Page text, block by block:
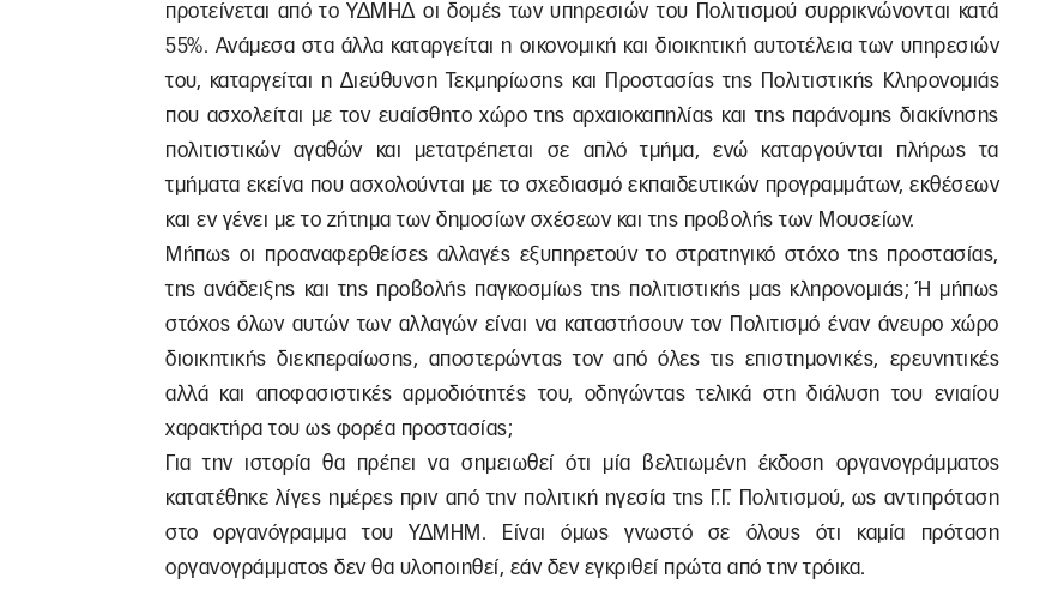
προτείνεται από το ΥΔΜΗΔ οι δομές των υπηρεσιών του Πολιτισμού συρρικνώνονται κατά
55%. Ανάμεσα στα άλλα καταργείται η οικονομική και διοικητική αυτοτέλεια των υπηρεσιών
του, καταργείται η Διεύθυνση Τεκμηρίωσης και Προστασίας της Πολιτιστικής Κληρονομιάς
που ασχολείται με τον ευαίσθητο χώρο της αρχαιοκαπηλίας και της παράνομης διακίνησης
πολιτιστικών αγαθών και μετατρέπεται σε απλό τμήμα, ενώ καταργούνται πλήρως τα
τμήματα εκείνα που ασχολούνται με το σχεδιασμό εκπαιδευτικών προγραμμάτων, εκθέσεων
και εν γένει με το ζήτημα των δημοσίων σχέσεων και της προβολής των Μουσείων.
Μήπως οι προαναφερθείσες αλλαγές εξυπηρετούν το στρατηγικό στόχο της προστασίας,
της ανάδειξης και της προβολής παγκοσμίως της πολιτιστικής μας κληρονομιάς; Ή μήπως
στόχος όλων αυτών των αλλαγών είναι να καταστήσουν τον Πολιτισμό έναν άνευρο χώρο
διοικητικής διεκπεραίωσης, αποστερώντας τον από όλες τις επιστημονικές, ερευνητικές
αλλά και αποφασιστικές αρμοδιότητές του, οδηγώντας τελικά στη διάλυση του ενιαίου
χαρακτήρα του ως φορέα προστασίας;
Για την ιστορία θα πρέπει να σημειωθεί ότι μία βελτιωμένη έκδοση οργανογράμματος
κατατέθηκε λίγες ημέρες πριν από την πολιτική ηγεσία της Γ.Γ. Πολιτισμού, ως αντιπρόταση
στο οργανόγραμμα του ΥΔΜΗΜ. Είναι όμως γνωστό σε όλους ότι καμία πρόταση
οργανογράμματος δεν θα υλοποιηθεί, εάν δεν εγκριθεί πρώτα από την τρόικα.